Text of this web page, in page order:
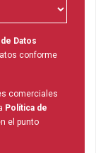
Datos
conforme
comerciales
Política de
el punto